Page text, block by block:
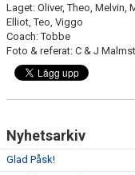
Laget: Oliver, Theo, Melvin,
Elliot, Teo, Viggo
Coach: Tobbe
Foto & referat: C & J
Nyhetsarkiv
Glad Påsk!